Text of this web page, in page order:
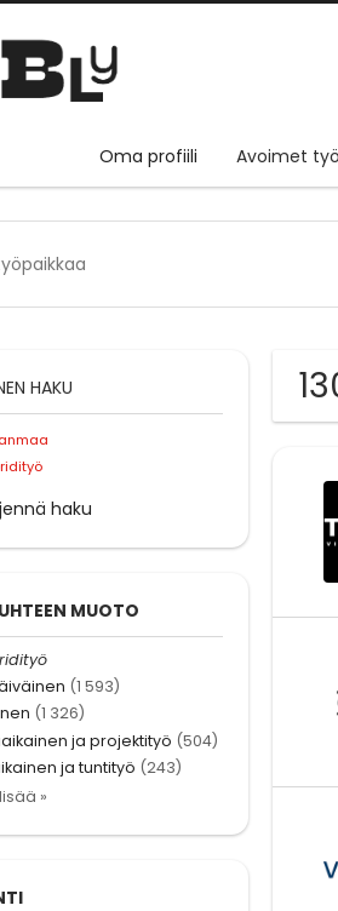
Oma profiili Avoimet
HAKU
haku
MUOTO
(1 593)
(1 326)
ja projektityö (504)
ja tuntityö (243)
»